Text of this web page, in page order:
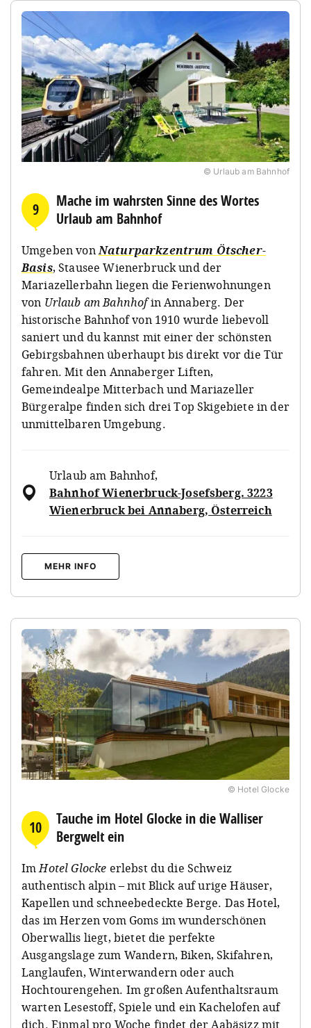
© Urlaub am Bahnhof
9
Mache im wahrsten Sinne des Wortes
Urlaub am Bahnhof
Umgeben vonNaturparkzentrum Ötscher-
Basis, Stausee Wienerbruck und der
Mariazellerbahn liegen die Ferienwohnungen
von Urlaub am Bahnhofin Annaberg. Der
historische Bahnhof von 1910 wurde liebevoll
saniert und du kannst mit einer der schönsten
Gebirgsbahnen überhaupt bis direkt vor die Tür
fahren. Mit den Annaberger Liften,
Gemeindealpe Mitterbach und Mariazeller
Bürgeralpe finden sich drei Top Skigebiete in der
unmittelbaren Umgebung.
Urlaub am Bahnhof,
Bahnhof Wienerbruck-Josefsberg. 3223
Wienerbruck bei Annaberg, Österreich
MEHR INFO
© Hotel Glocke
10
Tauche im Hotel Glocke in die Walliser
Bergwelt ein
ImHotel Glocke erlebst du die Schweiz
authentisch alpin – mit Blick auf urige Häuser,
Kapellen und schneebedeckte Berge. Das Hotel,
das im Herzen vom Goms im wunderschönen
Oberwallis liegt, bietet die perfekte
Ausgangslage zum Wandern, Biken, Skifahren,
Langlaufen, Winterwandern oder auch
Hochtourengehen. Im großen Aufenthaltsraum
warten Lesestoff, Spiele und ein Kachelofen auf
dich. Einmal pro Woche findet der Aabäsizz mit